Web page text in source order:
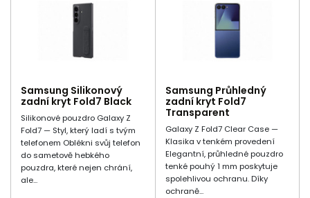
Samsung Silikonový
zadní kryt Fold7 Black
Silikonové pouzdro Galaxy Z
Fold7 — Styl, který ladí s tvým
telefonem Oblékni svůj telefon
do sametově hebkého
pouzdra, které nejen chrání,
ale...
Samsung Průhledný
zadní kryt Fold7
Transparent
Galaxy Z Fold7 Clear Case —
Klasika v tenkém provedení
Elegantní, průhledné pouzdro
tenké pouhý 1 mm poskytuje
spolehlivou ochranu. Díky
ochraně...